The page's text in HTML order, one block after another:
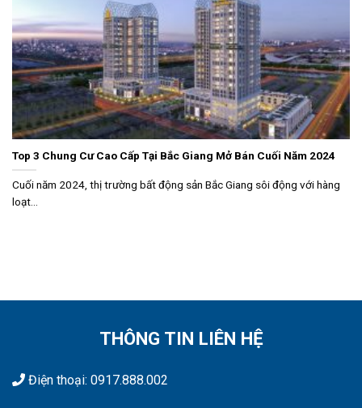
Top 3 Chung Cư Cao Cấp Tại Bắc Giang Mở Bán Cuối Năm 2024
Cuối năm 2024, thị trường bất động sản Bắc Giang sôi động với hàng
loạt...
THÔNG TIN LIÊN HỆ
Điện thoại: 0917.888.002